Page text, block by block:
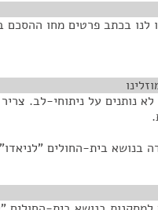
לנו בכתב פרטים מחו ההסכם
נותנים על ניתוחי-לב.
בנושא בית-החולים "לניאדו"